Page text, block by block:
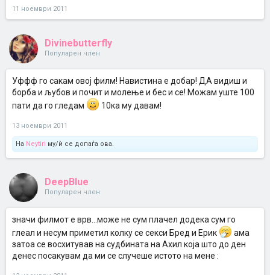
11 ноември 2011
Divinebutterfly
Популарен член
Уффф го сакам овој филм! Навистина е добар! ДА видиш и
борба и љубов и почит и молење и бес и се! Можам уште 100
пати да го гледам
10ка му давам!
13 ноември 2011
На Neytiri му/ѝ се допаѓа ова.
DeepBlue
Популарен член
значи филмот е врв...може не сум плачел додека сум го
глеал и несум приметил колку се секси Бред и Ерик
ама
затоа се восхитував на судбината на Ахил која што до ден
денес посакувам да ми се случеше истото на мене :